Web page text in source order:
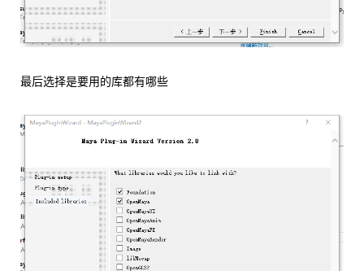
最后选择是要用的库都有哪些